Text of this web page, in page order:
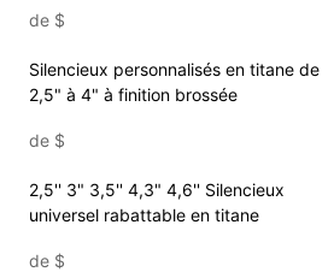
de $
Silencieux personnalisés en titane de
2,5" à 4" à finition brossée
de $
2,5'' 3" 3,5'' 4,3" 4,6'' Silencieux
universel rabattable en titane
de $